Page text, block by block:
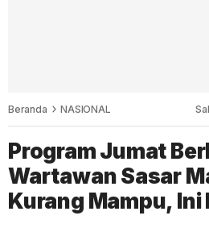
Beranda NASIONAL
Program Jumat
Wartawan Sasar
Kurang Mampu,